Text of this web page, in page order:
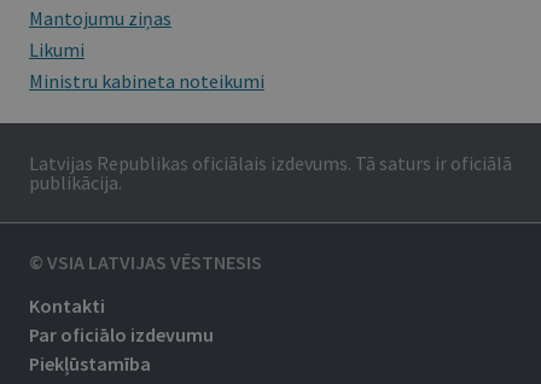
Mantojumu ziņas
Likumi
Ministru kabineta noteikumi
Latvijas Republikas oficiālais izdevums. Tā saturs ir oficiālā
publikācija.
© VSIA LATVIJAS VĒSTNESIS
Kontakti
Par oficiālo izdevumu
Piekļūstamība